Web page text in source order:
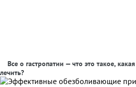
Все о гастропатии — что это такое,
лечить?